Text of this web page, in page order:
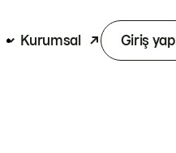
Kurumsal Giriş yap